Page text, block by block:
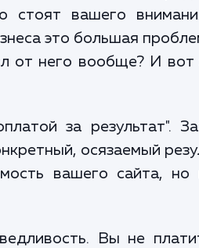
стоят вашего
это большая
от него вообще? И
за результат".
осязаемый
вашего сайта,
Вы не